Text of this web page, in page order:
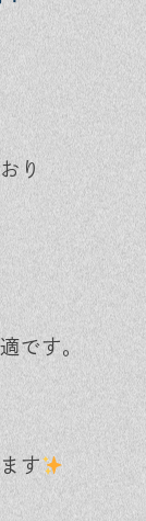
り
です。
す